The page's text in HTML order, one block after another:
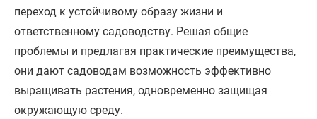
переход к устойчивому образу жизни и
ответственному садоводству. Решая общие
проблемы и предлагая практические преимущества,
они дают садоводам возможность эффективно
выращивать растения, одновременно защищая
окружающую среду.